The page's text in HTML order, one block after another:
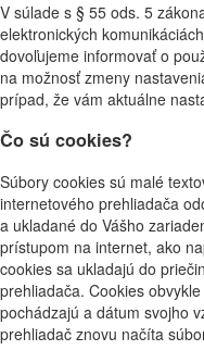
V súlade s § 55 ods. 5
elektronických
dovoľujeme informovať o
na možnosť zmeny
prípad, že vám aktuálne
Čo sú cookies?
Súbory cookies sú malé
internetového prehliadača
a ukladané do Vášho
prístupom na internet, ako
cookies sa ukladajú do
prehliadača. Cookies
pochádzajú a dátum svojho
prehliadač znovu načíta